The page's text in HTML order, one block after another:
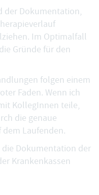
der Dokumentation,
Im Optimalfall
Gründe für den
folgen einem
Faden. Wenn ich
KollegInnen teile,
die genaue
Laufenden.
die Dokumentation der
Krankenkassen